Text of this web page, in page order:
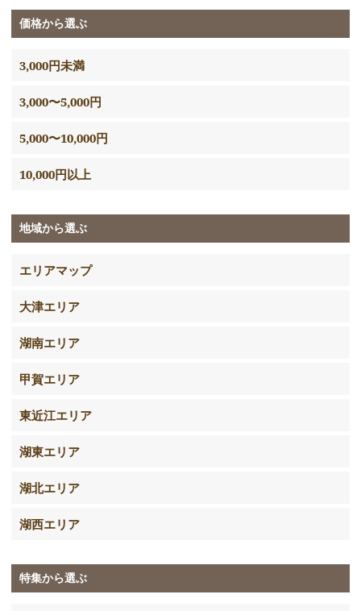
価格から選ぶ
3,000円未満
3,000〜5,000円
5,000〜10,000円
10,000円以上
地域から選ぶ
エリアマップ
大津エリア
湖南エリア
甲賀エリア
東近江エリア
湖東エリア
湖北エリア
湖西エリア
特集から選ぶ